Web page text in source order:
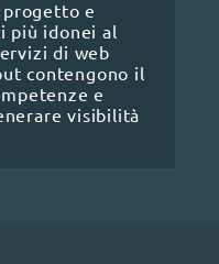
e
più idonei al
di web
contengono il
e
visibilità